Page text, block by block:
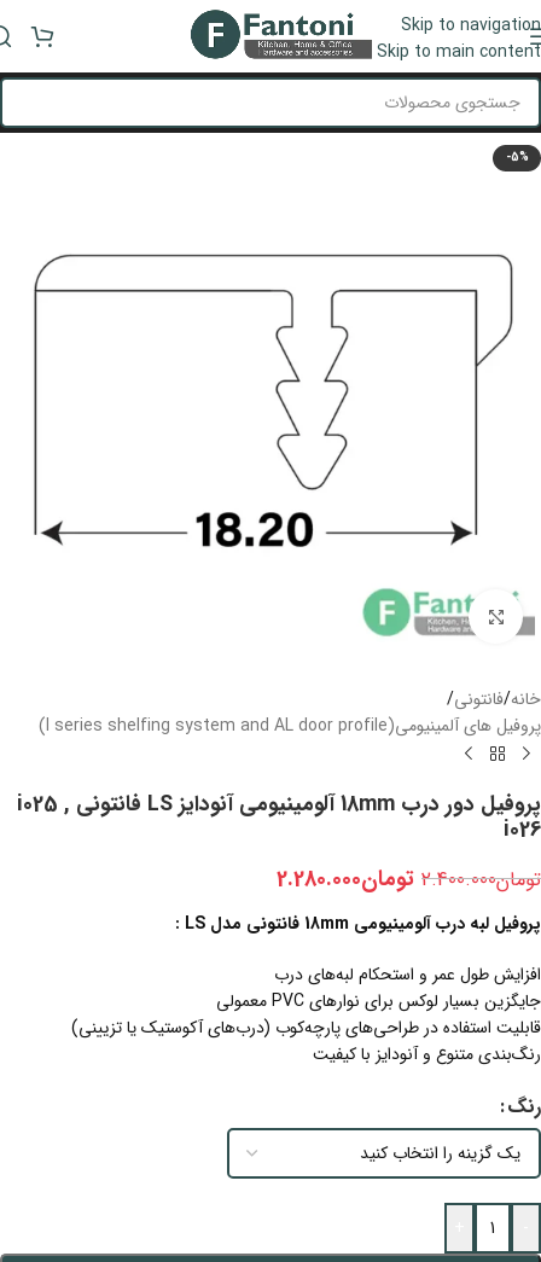
Skip to navigation
Skip to main content
منو
-5%
بزرگنمایی تصویر
خانه/فانتونی/
پروفیل های آلمینیومی(I series shelfing system and AL door profile)
پروفیل دور درب 18mm آلومینیومی آنودایز LS فانتونی i025 ,
i026
تومان2.400.000 تومان2.280.000
پروفیل لبه درب آلومینیومی 18mm فانتونی مدل LS :
افزایش طول عمر و استحکام لبه‌های درب
جایگزین بسیار لوکس برای نوارهای PVC معمولی
قابلیت استفاده در طراحی‌های پارچه‌کوب (درب‌های آکوستیک یا تزیینی)
رنگ‌بندی متنوع و آنودایز با کیفیت
رنگ